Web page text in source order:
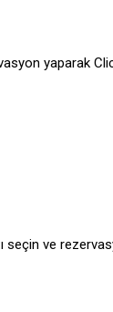
yaparak
seçin ve